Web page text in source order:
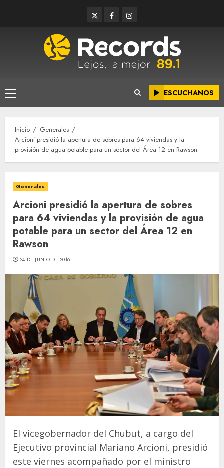
TwitterFacebookInstagram
Menú
principal
ESCUCHANOS
Inicio
Generales
Arcioni presidió la apertura de sobres para 64 viviendas y la
provisión de agua potable para un sector del Área 12 en Rawson
Generales
Arcioni presidió la apertura de sobres
para 64 viviendas y la provisión de agua
potable para un sector del Área 12 en
Rawson
24 DE JUNIO DE 2016
El vicegobernador del Chubut, a cargo del
Ejecutivo provincial Mariano Arcioni, presidió
este viernes acompañado por el ministro